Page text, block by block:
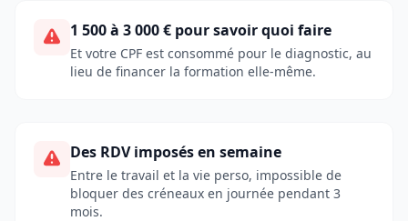
1 500 à 3 000 € pour savoir quoi faire
Et votre CPF est consommé pour le diagnostic, au
lieu de financer la formation elle-même.
Des RDV imposés en semaine
Entre le travail et la vie perso, impossible de
bloquer des créneaux en journée pendant 3
mois.